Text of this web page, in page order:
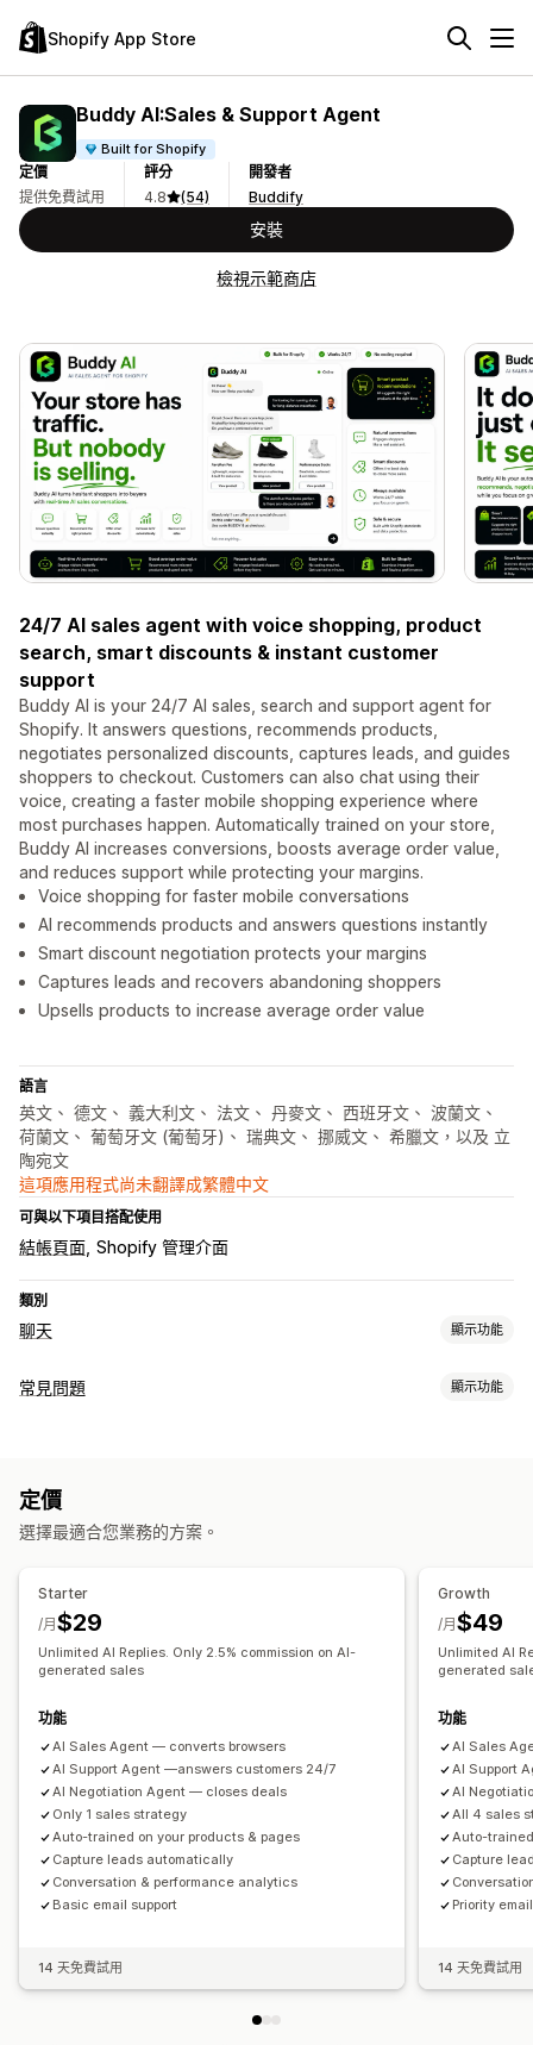
Shopify App Store
Buddy AI:Sales & Support Agent
Built for Shopify
定價
提供免費試用
評分
4.8
(54)
開發者
Buddify
安裝
檢視示範商店
24/7 AI sales agent with voice shopping, product
search, smart discounts & instant customer
support
Buddy AI is your 24/7 AI sales, search and support agent for
Shopify. It answers questions, recommends products,
negotiates personalized discounts, captures leads, and guides
shoppers to checkout. Customers can also chat using their
voice, creating a faster mobile shopping experience where
most purchases happen. Automatically trained on your store,
Buddy AI increases conversions, boosts average order value,
and reduces support while protecting your margins.
Voice shopping for faster mobile conversations
AI recommends products and answers questions instantly
Smart discount negotiation protects your margins
Captures leads and recovers abandoning shoppers
Upsells products to increase average order value
語言
英文、 德文、 義大利文、 法文、 丹麥文、 西班牙文、 波蘭文、
荷蘭文、 葡萄牙文 (葡萄牙)、 瑞典文、 挪威文、 希臘文，以及 立
陶宛文
這項應用程式尚未翻譯成繁體中文
可與以下項目搭配使用
結帳頁面 Shopify 管理介面
類別
聊天 顯示功能
即時傳訊
折扣
自訂
常見問題 顯示功能
定價
選擇最適合您業務的方案。
Starter
$29
/月
Unlimited AI Replies. Only 2.5% commission on AI-
generated sales
功能
AI Sales Agent — converts browsers
AI Support Agent —answers customers 24/7
AI Negotiation Agent — closes deals
Only 1 sales strategy
Auto-trained on your products & pages
Capture leads automatically
Conversation & performance analytics
Basic email support
14 天免費試用
Growth
$49
/月
Unlimited AI
generated
功能
AI Sales
AI Support
AI
All 4 sales
Auto-
Capture
Priority
14 天免費試用